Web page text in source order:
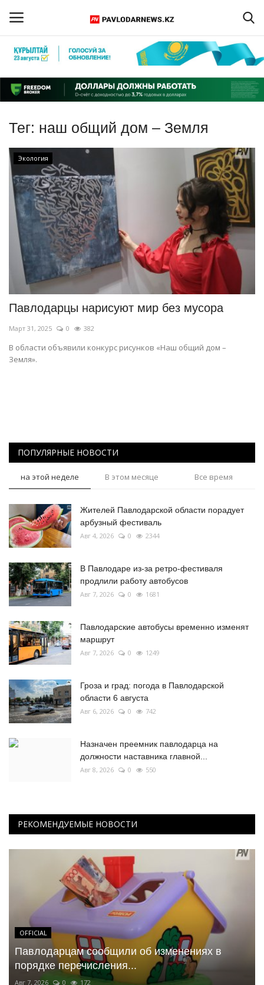
Регистрация
Главная
Обратная связь
ПАВЛОДАРСКАЯ ОБЛАСТЬ
КАЗАХСТАН
МИР
СПЕЦПРОЕКТЫ
СПОРТ
Чек-лист
РАЗВЛЕЧЕНИЯ
Қазақша Русский
Тег: наш общий дом – Земля
Экология
Павлодарцы нарисуют мир без мусора
Март 31, 2025 0 382
В области объявили конкурс рисунков «Наш общий дом –
Земля».
ПОПУЛЯРНЫЕ НОВОСТИ
на этой неделе В этом месяце Все время
Жителей Павлодарской области порадует
арбузный фестиваль
Авг 4, 2026 0 2344
В Павлодаре из-за ретро-фестиваля
продлили работу автобусов
Авг 7, 2026 0 1681
Павлодарские автобусы временно изменят
маршрут
Авг 7, 2026 0 1249
Гроза и град: погода в Павлодарской
области 6 августа
Авг 6, 2026 0 742
Назначен преемник павлодарца на
должности наставника главной...
Авг 8, 2026 0 550
РЕКОМЕНДУЕМЫЕ НОВОСТИ
OFFICIAL
Павлодарцам сообщили об изменениях в
порядке перечисления...
Авг 7, 2026 0 172